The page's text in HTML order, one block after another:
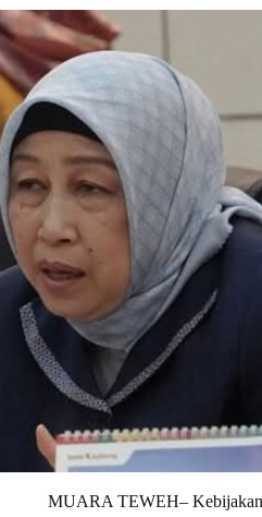
MUARA TEWEH– Kebijakan